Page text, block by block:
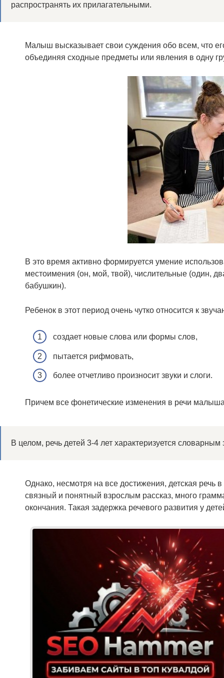
распространять их прилагательными.
Малыш высказывает свои суждения обо всем, что
объединяя сходные предметы или явления в одну
В это время активно формируется умение
местоимения (он, мой, твой), числительные (один,
бабушкин).
Ребенок в этот период очень чутко относится к
создает новые слова или формы слов,
пытается рифмовать,
более отчетливо произносит звуки и слоги.
Причем все фонетические изменения в речи
В целом, речь детей 3-4 лет характеризуется
Однако, несмотря на все достижения, детская речь
связный и понятный взрослым рассказ, много
окончания. Такая задержка речевого развития у